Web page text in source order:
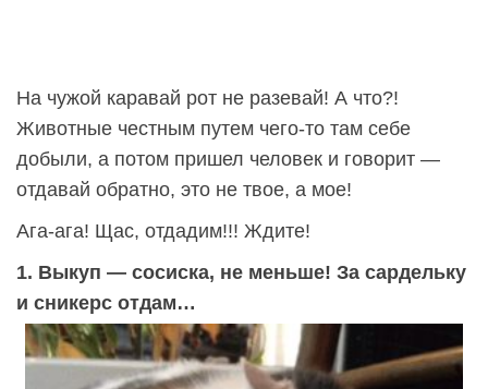
На чужой каравай рот не разевай! А что?!
Животные честным путем чего-то там себе
добыли, а потом пришел человек и говорит —
отдавай обратно, это не твое, а мое!
Ага-ага! Щас, отдадим!!! Ждите!
1. Выкуп — сосиска, не меньше! За сардельку
и сникерс отдам…